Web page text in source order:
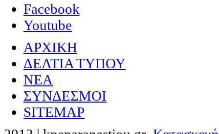
Facebook
Youtube
ΑΡΧΙΚΗ
ΔΕΛΤΙΑ ΤΥΠΟΥ
NEA
ΣΥΝΔΕΣΜΟΙ
SITEMAP